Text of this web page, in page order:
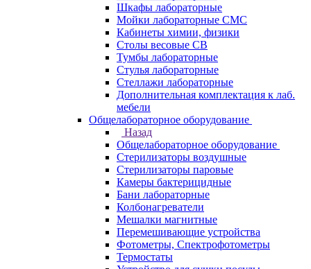
Шкафы лабораторные
Мойки лабораторные СМС
Кабинеты химии, физики
Столы весовые СВ
Тумбы лабораторные
Стулья лабораторные
Стеллажи лабораторные
Дополнительная комплектация к лаб.
мебели
Общелабораторное оборудование
Назад
Общелабораторное оборудование
Стерилизаторы воздушные
Стерилизаторы паровые
Камеры бактерицидные
Бани лабораторные
Колбонагреватели
Мешалки магнитные
Перемешивающие устройства
Фотометры, Спектрофотометры
Термостаты